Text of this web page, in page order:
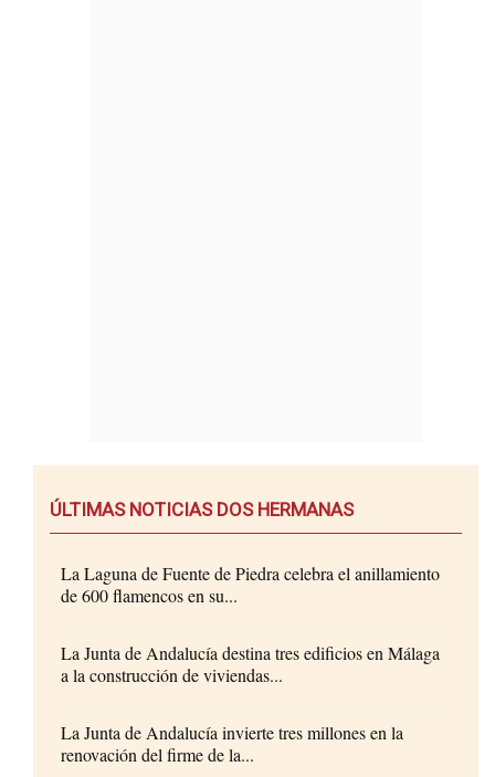
ÚLTIMAS NOTICIAS DOS HERMANAS
La Laguna de Fuente de Piedra celebra el anillamiento
de 600 flamencos en su...
La Junta de Andalucía destina tres edificios en Málaga
a la construcción de viviendas...
La Junta de Andalucía invierte tres millones en la
renovación del firme de la...